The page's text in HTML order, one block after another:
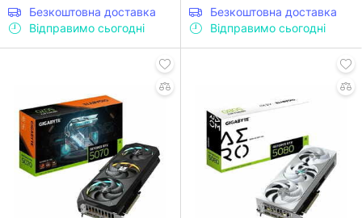
Безкоштовна доставка
Відправимо сьогодні
Безкоштовна доставка
Відправимо сьогодні